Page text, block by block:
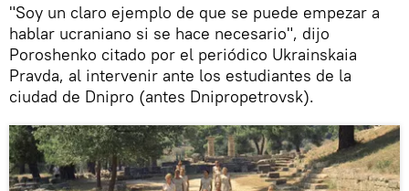
"Soy un claro ejemplo de que se puede empezar a
hablar ucraniano si se hace necesario", dijo
Poroshenko citado por el periódico Ukrainskaia
Pravda, al intervenir ante los estudiantes de la
ciudad de Dnipro (antes Dnipropetrovsk).